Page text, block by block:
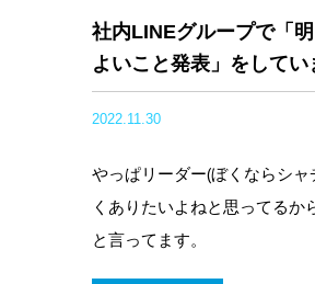
社内LINEグループで「
よいこと発表」をしてい
2022.11.30
やっぱリーダー(ぼくならシャ
くありたいよねと思ってるか
と言ってます。